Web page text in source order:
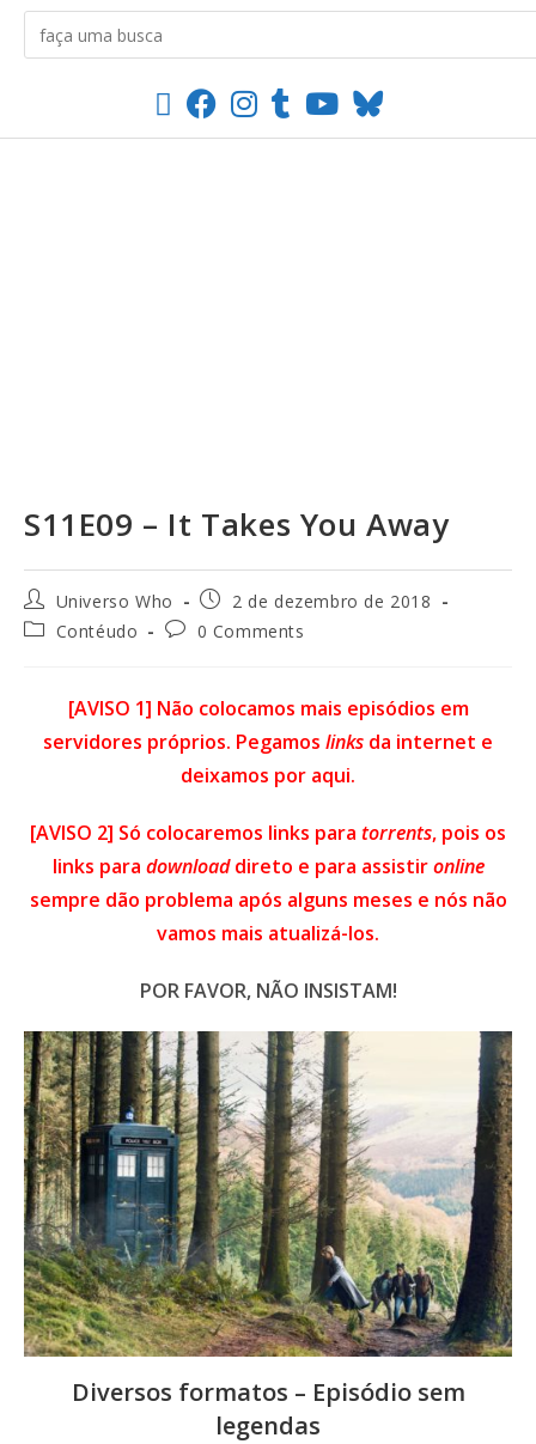
S11E09 – It Takes You Away
Universo Who
2 de dezembro de 2018
Contéudo
0 Comments
[AVISO 1] Não colocamos mais episódios em
servidores próprios. Pegamos links da internet e
deixamos por aqui.
[AVISO 2] Só colocaremos links para torrents, pois os
links para downloaddireto e para assistironline
sempre dão problema após alguns meses e nós não
vamos mais atualizá-los.
POR FAVOR, NÃO INSISTAM!
Diversos formatos – Episódio sem
legendas